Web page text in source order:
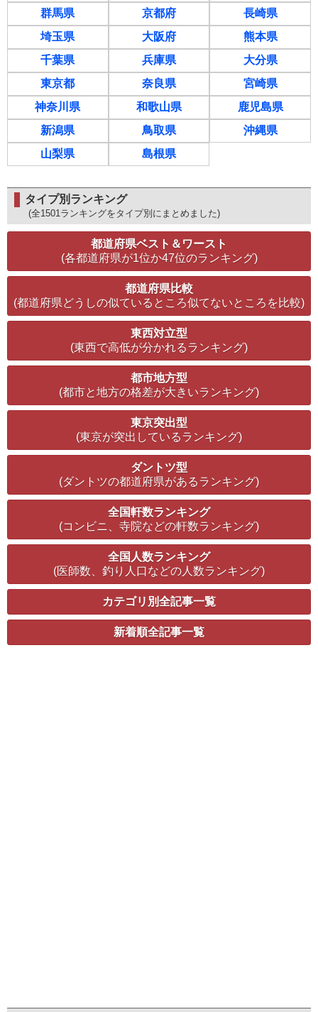
群馬県
埼玉県
千葉県
東京都
神奈川県
新潟県
山梨県
京都府
大阪府
兵庫県
奈良県
和歌山県
鳥取県
島根県
長崎県
熊本県
大分県
宮崎県
鹿児島県
沖縄県
タイプ別ランキング
(全1501ランキングをタイプ別にまとめました)
都道府県ベスト＆ワースト
(各都道府県が1位か47位のランキング)
都道府県比較
(都道府県どうしの似ているところ似てないところを比較)
東西対立型
(東西で高低が分かれるランキング)
都市地方型
(都市と地方の格差が大きいランキング)
東京突出型
(東京が突出しているランキング)
ダントツ型
(ダントツの都道府県があるランキング)
全国軒数ランキング
(コンビニ、寺院などの軒数ランキング)
全国人数ランキング
(医師数、釣り人口などの人数ランキング)
カテゴリ別全記事一覧
新着順全記事一覧